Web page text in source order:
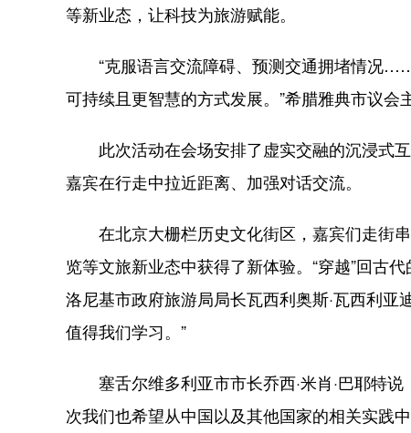
等新业态，让科技为旅游赋能。
“克服语言交流障碍、预测交通拥堵情况……
可持续且更智慧的方式发展。”希腊雅典市议会
此次活动在会场安排了虚实交融的沉浸式互
嘉宾在行走中拉近距离、加强对话交流。
在北京大栅栏历史文化街区，嘉宾们走街串
览等文旅新业态中获得了新体验。“穿越”回古
洛尼基市政府旅游局局长瓦西利奥斯·瓦西利
值得我们学习。”
塞舌尔维多利亚市市长乔西·米肖·巴耶特说
次我们也希望从中国以及其他国家的相关实践